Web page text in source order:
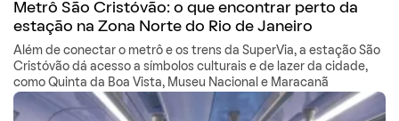
Metrô São Cristóvão: o que encontrar perto da
estação na Zona Norte do Rio de Janeiro
Além de conectar o metrô e os trens da SuperVia, a estação São
Cristóvão dá acesso a símbolos culturais e de lazer da cidade,
como Quinta da Boa Vista, Museu Nacional e Maracanã